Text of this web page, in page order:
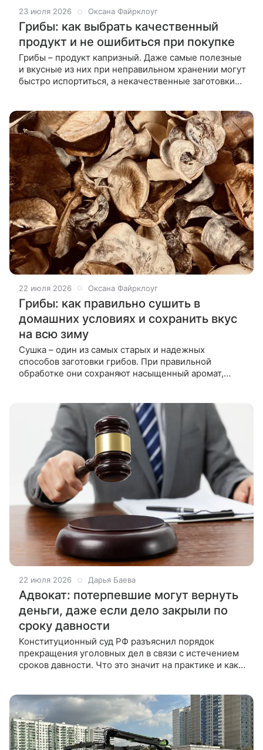
23 июля 2026 Оксана Файрклоуг
Грибы: как выбрать качественный
продукт и не ошибиться при покупке
Грибы – продукт капризный. Даже самые полезные
и вкусные из них при неправильном хранении могут
быстро испортиться, а некачественные заготовки
22 июля 2026 Оксана Файрклоуг
Грибы: как правильно сушить в
домашних условиях и сохранить вкус
на всю зиму
Сушка – один из самых старых и надежных
способов заготовки грибов. При правильной
обработке они сохраняют насыщенный аромат,
22 июля 2026 Дарья Баева
Адвокат: потерпевшие могут вернуть
деньги, даже если дело закрыли по
сроку давности
Конституционный суд РФ разъяснил порядок
прекращения уголовных дел в связи с истечением
сроков давности. Что это значит на практике и как